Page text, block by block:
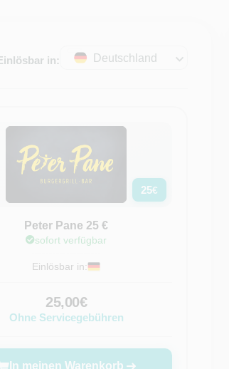
in: Deutschland
25€
Peter Pane 25 €
sofort verfügbar
Einlösbar in:
25,00€
Ohne Servicegebühren
In meinen Warenkorb